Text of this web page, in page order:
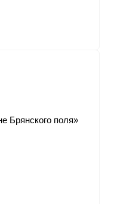
Брянского поля»